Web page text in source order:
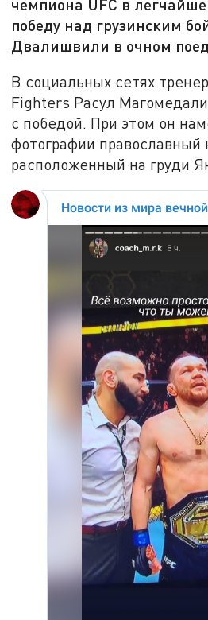
чемпиона UFC в
победу над грузинским
Двалишвили в очном
В социальных сетях
Fighters Расул
с победой. При этом он
фотографии православный
расположенный на груди